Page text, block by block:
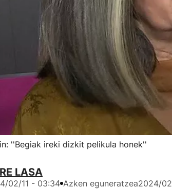
''Begiak ireki dizkit pelikula honek''
LASA
02/11 - 03:34 Azken eguneratzea2024/